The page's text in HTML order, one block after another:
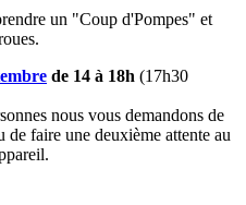
un "Coup d'Pompes" et
de 14 à 18h (17h30
nous vous demandons de
faire une deuxième attente au